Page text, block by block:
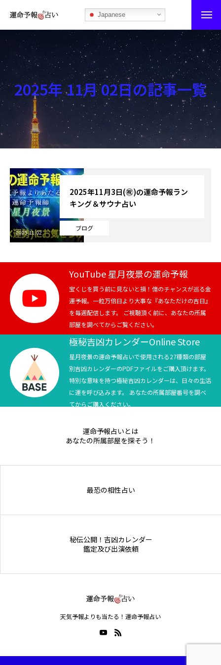
Japanese
運命予報占い
運命予報占いとは
あなたの所属部屋を探そう！
最恐の相性占い
秘伝公開！吉凶カレンダー
記事カテゴリー
ブログ
お知らせ
芸能界
テニス
スポーツ
競馬
テニス四大大会・五輪
テニス四大大会・五輪
2025年 11月 02日の記事一覧
ブログ
2025年11月3日(㊗)の運命予報ラン
キング＆サウナ占い
2025.11.02
YouTube 星月夜景の運命予報
宝くじを買う前に見ないと損！億のチャンスが巡る金
運予報。一粒万倍日より大事な『あなただけの吉日』
を毎週配信します。 ご視聴頂く前に、あなたの所属
部屋を調べてからご覧ください。
極秘吉凶カレンダーOnline Store
星月夜景の運命予報占いで使用される27種類の部屋
別吉凶カレンダーのPDFファイルをご購入頂けます。
特別な意味を持つ極秘吉凶カレンダーは、日々の生活
に運を呼び込みます。 あなたの所属部屋番号を調べ
てからご購入ください。
運命予報占いとは
あなたの所属部屋を探そう！
最恐の相性占い
秘伝公開！吉凶カレンダー
鑑定及び出演依頼
天気予報よりも当たる！運命予報占い